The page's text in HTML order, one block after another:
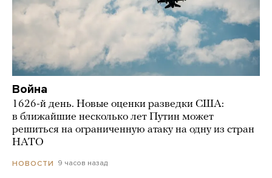
Война
1626-й день. Новые оценки разведки США:
в ближайшие несколько лет Путин может
решиться на ограниченную атаку на одну из стран
НАТО
НОВОСТИ 9 часов назад